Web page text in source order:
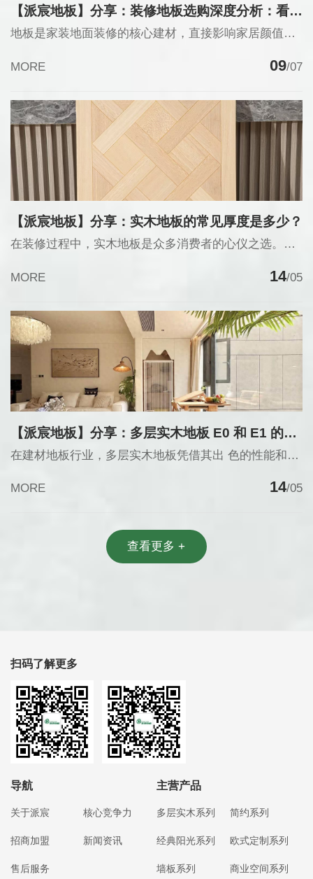
【派宸地板】分享：装修地板选购深度分析：看懂行业底层逻辑，选材不花冤枉钱
地板是家装地面装修的核心建材，直接影响家居颜值、居住舒适度与环保安全，也是装修中易踩坑的品类。行业调研显示，超七成装修业主在地板选购中陷入材质、环保、价格、适配性的选择困境，要么盲目跟风选错材质，要么被环保噱头溢价收割，后期出现起翘、开裂、甲醛超标等问题，返工成本高。本文深度拆解装修地板选购的底层逻辑，帮业主建立完整选材认知。
MORE 09/07
【派宸地板】分享：实木地板的常见厚度是多少？
在装修过程中，实木地板是众多消费者的心仪之选。它不仅具有天然的质感和温润的脚感，还能为家居环境增添一份温馨与雅致。然而，面对市场上琳琅满目的实木地板品牌和产品，消费者往往会感到困惑，不知道该如何选择。本文将为大家介绍实木地板的常见厚度、行业优势、特点、价格、品牌等方面的知识，帮助大家选购到心仪的实木地板。
MORE 14/05
【派宸地板】分享：多层实木地板 E0 和 E1 的价格差距大吗？如何选择性价比
在建材地板行业，多层实木地板凭借其出 色的性能和多样的款式受到广泛关注。其中，E0 和 E1 是衡量多层实木地板环保等级的重要标准。那么，多层实木地板 E0 和 E1 的价格差距大吗？又该如何选择性价比高的产品呢？
MORE 14/05
查看更多 +
扫码了解更多
导航
关于派宸 核心竞争力
招商加盟 新闻资讯
售后服务
主营产品
多层实木系列 简约系列
经典阳光系列 欧式定制系列
墙板系列 商业空间系列